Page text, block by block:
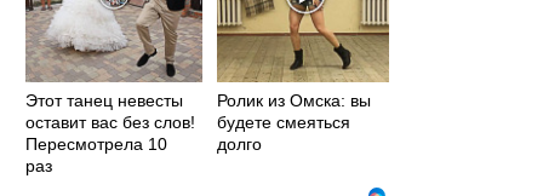
Этот танец невесты
оставит вас без слов!
Пересмотрела 10
раз
Ролик из Омска: вы
будете смеяться
долго